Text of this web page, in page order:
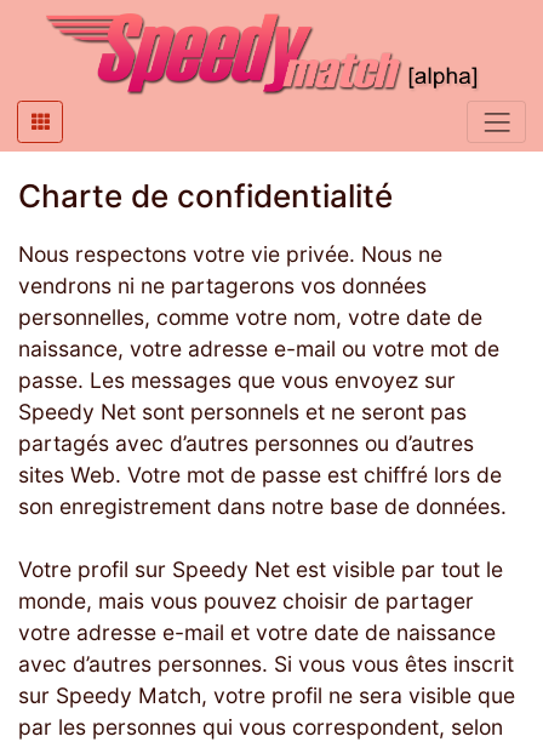
Charte de confidentialité
Nous respectons votre vie privée. Nous ne
vendrons ni ne partagerons vos données
personnelles, comme votre nom, votre date de
naissance, votre adresse e-mail ou votre mot de
passe. Les messages que vous envoyez sur
Speedy Net sont personnels et ne seront pas
partagés avec d’autres personnes ou d’autres
sites Web. Votre mot de passe est chiffré lors de
son enregistrement dans notre base de données.
Votre profil sur Speedy Net est visible par tout le
monde, mais vous pouvez choisir de partager
votre adresse e-mail et votre date de naissance
avec d’autres personnes. Si vous vous êtes inscrit
sur Speedy Match, votre profil ne sera visible que
par les personnes qui vous correspondent, selon